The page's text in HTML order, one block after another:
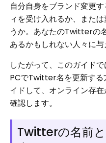
自分自身をブランド変更
ィを受け入れるか、また
うか。あなたのTwitterの
あるかもしれない人々に与
したがって、このガイド
PCでTwitter名を更新する
イドして、オンライン存
確認します。
Twitterの名前